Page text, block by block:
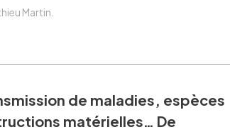
Martin.
de maladies, espèces
matérielles… De